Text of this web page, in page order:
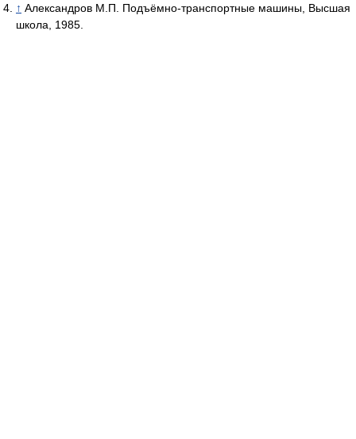
↑ Александров М.П. Подъёмно-транспортные машины, Высшая
школа, 1985.